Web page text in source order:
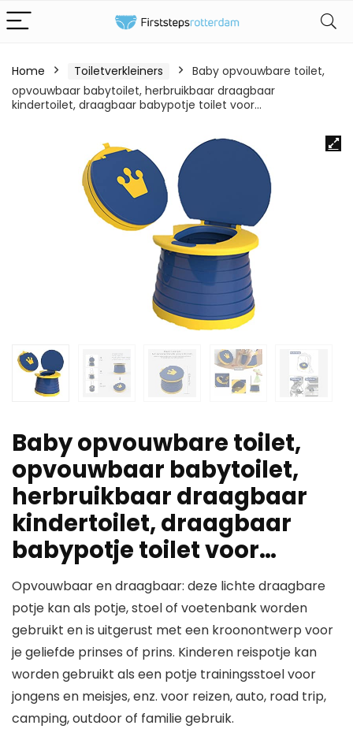
Home Toiletverkleiners
Baby opvouwbare toilet,
opvouwbaar babytoilet, herbruikbaar draagbaar
kindertoilet, draagbaar babypotje toilet voor…
Baby opvouwbare toilet,
opvouwbaar babytoilet,
herbruikbaar draagbaar
kindertoilet, draagbaar
babypotje toilet voor…
Opvouwbaar en draagbaar: deze lichte draagbare
potje kan als potje, stoel of voetenbank worden
gebruikt en is uitgerust met een kroonontwerp voor
je geliefde prinses of prins. Kinderen reispotje kan
worden gebruikt als een potje trainingsstoel voor
jongens en meisjes, enz. voor reizen, auto, road trip,
camping, outdoor of familie gebruik.